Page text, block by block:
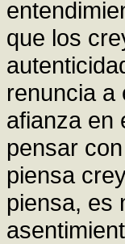
que los
renuncia a
afianza en
pensar
piensa
piensa, es